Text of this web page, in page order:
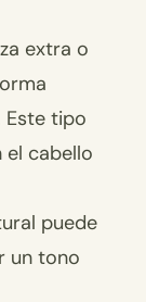
extra o
Este tipo
el cabello
puede
un tono